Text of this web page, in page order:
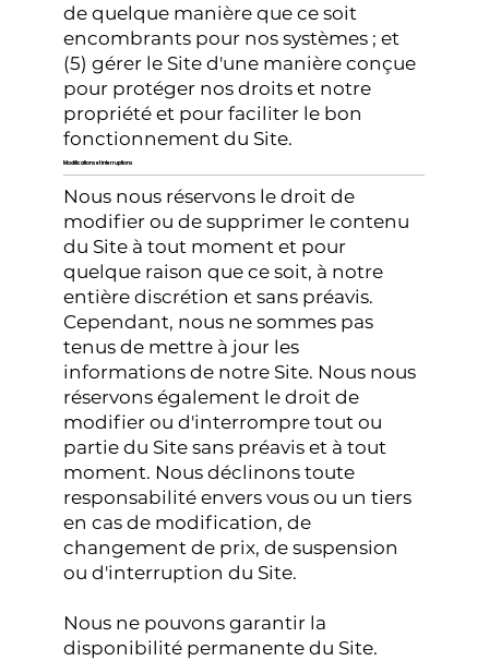
de quelque manière que ce soit
encombrants pour nos systèmes ; et
(5) gérer le Site d'une manière conçue
pour protéger nos droits et notre
propriété et pour faciliter le bon
fonctionnement du Site.
Modifications et interruptions
Nous nous réservons le droit de
modifier ou de supprimer le contenu
du Site à tout moment et pour
quelque raison que ce soit, à notre
entière discrétion et sans préavis.
Cependant, nous ne sommes pas
tenus de mettre à jour les
informations de notre Site. Nous nous
réservons également le droit de
modifier ou d'interrompre tout ou
partie du Site sans préavis et à tout
moment. Nous déclinons toute
responsabilité envers vous ou un tiers
en cas de modification, de
changement de prix, de suspension
ou d'interruption du Site.
Nous ne pouvons garantir la
disponibilité permanente du Site.